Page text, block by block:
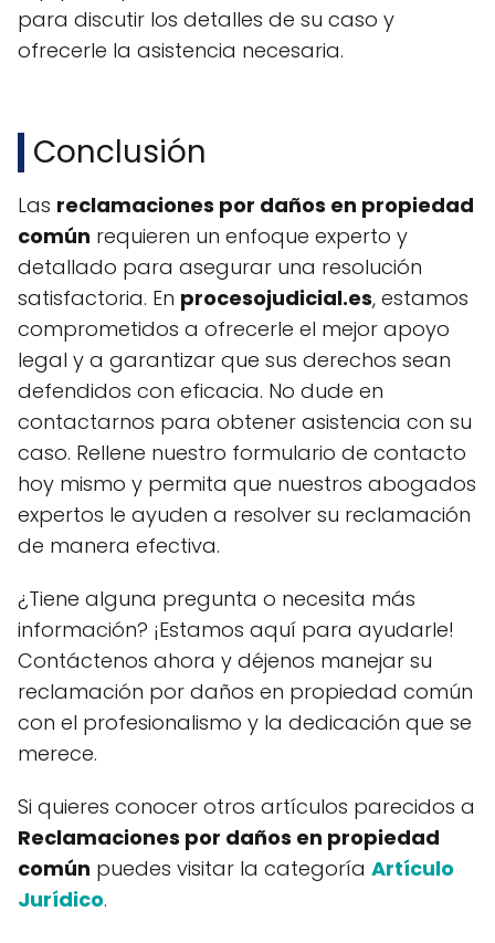
para discutir los detalles de su caso y
ofrecerle la asistencia necesaria.
Conclusión
Las reclamaciones por daños en propiedad
común requieren un enfoque experto y
detallado para asegurar una resolución
satisfactoria. En procesojudicial.es, estamos
comprometidos a ofrecerle el mejor apoyo
legal y a garantizar que sus derechos sean
defendidos con eficacia. No dude en
contactarnos para obtener asistencia con su
caso. Rellene nuestro formulario de contacto
hoy mismo y permita que nuestros abogados
expertos le ayuden a resolver su reclamación
de manera efectiva.
¿Tiene alguna pregunta o necesita más
información? ¡Estamos aquí para ayudarle!
Contáctenos ahora y déjenos manejar su
reclamación por daños en propiedad común
con el profesionalismo y la dedicación que se
merece.
Si quieres conocer otros artículos parecidos a
Reclamaciones por daños en propiedad
común puedes visitar la categoría Artículo
Jurídico.